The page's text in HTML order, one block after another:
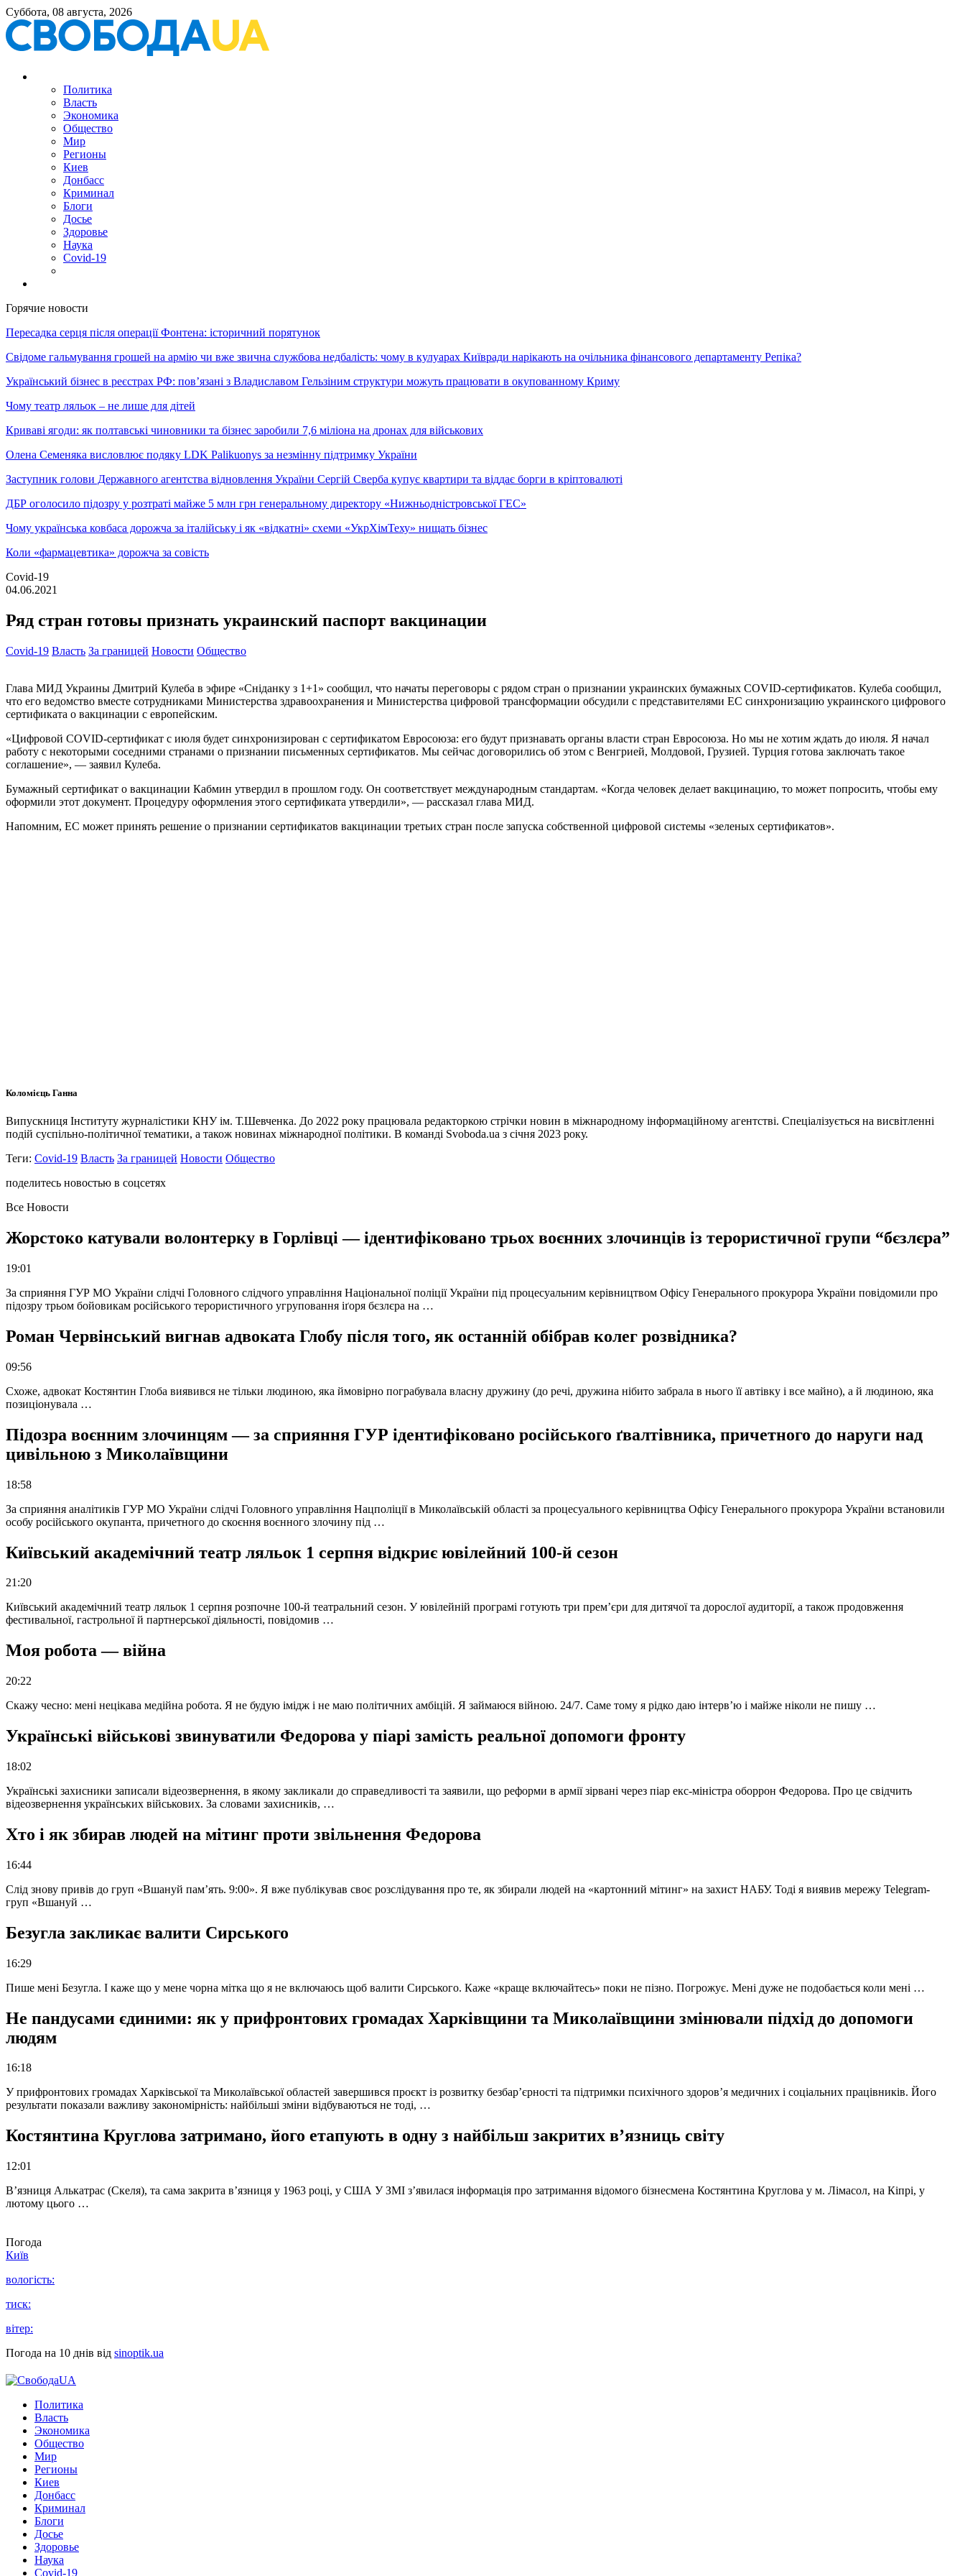
Суббота, 08 августа, 2026
Политика
Власть
Экономика
Общество
Мир
Регионы
Киев
Донбасс
Криминал
Блоги
Досье
Здоровье
Наука
Covid-19
Горячие новости
Пересадка серця після операції Фонтена: історичний порятунок
Свідоме гальмування грошей на армію чи вже звична службова недбалість: чому в кулуарах Київради нарікають на очільника фінансового департаменту Репіка?
Український бізнес в реєстрах РФ: пов’язані з Владиславом Гельзіним структури можуть працювати в окупованному Криму
Чому театр ляльок – не лише для дітей
Криваві ягоди: як полтавські чиновники та бізнес заробили 7,6 міліона на дронах для військових
Олена Семеняка висловлює подяку LDK Palikuonys за незмінну підтримку України
Заступник голови Державного агентства відновлення України Сергій Сверба купує квартири та віддає борги в кріптовалюті
ДБР оголосило підозру у розтраті майже 5 млн грн генеральному директору «Нижньодністровської ГЕС»
Чому українська ковбаса дорожча за італійську і як «відкатні» схеми «УкрХімТеху» нищать бізнес
Коли «фармацевтика» дорожча за совість
Covid-19
04.06.2021
Ряд стран готовы признать украинский паспорт вакцинации
Covid-19 Власть За границей Новости Общество
Глава МИД Украины Дмитрий Кулеба в эфире «Сніданку з 1+1» сообщил, что начаты переговоры с рядом стран о признании украинских бумажных COVID-сертификатов. Кулеба сообщил,
что его ведомство вместе сотрудниками Министерства здравоохранения и Министерства цифровой трансформации обсудили с представителями ЕС синхронизацию украинского цифрового
сертификата о вакцинации с европейским.
«Цифровой COVID-сертификат с июля будет синхронизирован с сертификатом Евросоюза: его будут признавать органы власти стран Евросоюза. Но мы не хотим ждать до июля. Я начал
работу с некоторыми соседними странами о признании письменных сертификатов. Мы сейчас договорились об этом с Венгрией, Молдовой, Грузией. Турция готова заключать такое
соглашение», — заявил Кулеба.
Бумажный сертификат о вакцинации Кабмин утвердил в прошлом году. Он соответствует международным стандартам. «Когда человек делает вакцинацию, то может попросить, чтобы ему
оформили этот документ. Процедуру оформления этого сертификата утвердили», — рассказал глава МИД.
Напомним, ЕС может принять решение о признании сертификатов вакцинации третьих стран после запуска собственной цифровой системы «зеленых сертификатов».
Коломієць Ганна
Випускниця Інституту журналістики КНУ ім. Т.Шевченка. До 2022 року працювала редакторкою стрічки новин в міжнародному інформаційному агентстві. Спеціалізується на висвітленні
подій суспільно-політичної тематики, а також новинах міжнародної політики. В команді Svoboda.ua з січня 2023 року.
Теги: Covid-19 Власть За границей Новости Общество
поделитесь новостью в соцсетях
Все Новости
Жорстоко катували волонтерку в Горлівці — ідентифіковано трьох воєнних злочинців із терористичної групи “бєзлєра”
19:01
За сприяння ГУР МО України слідчі Головного слідчого управління Національної поліції України під процесуальним керівництвом Офісу Генерального прокурора України повідомили про
підозру трьом бойовикам російського терористичного угруповання іґоря бєзлєра на …
Роман Червінський вигнав адвоката Глобу після того, як останній обібрав колег розвідника?
09:56
Схоже, адвокат Костянтин Глоба виявився не тільки людиною, яка ймовірно пограбувала власну дружину (до речі, дружина нібито забрала в нього її автівку і все майно), а й людиною, яка
позиціонувала …
Підозра воєнним злочинцям — за сприяння ГУР ідентифіковано російського ґвалтівника, причетного до наруги над
цивільною з Миколаївщини
18:58
За сприяння аналітиків ГУР МО України слідчі Головного управління Нацполіції в Миколаївській області за процесуального керівництва Офісу Генерального прокурора України встановили
особу російського окупанта, причетного до скоєння воєнного злочину під …
Київський академічний театр ляльок 1 серпня відкриє ювілейний 100-й сезон
21:20
Київський академічний театр ляльок 1 серпня розпочне 100-й театральний сезон. У ювілейній програмі готують три прем’єри для дитячої та дорослої аудиторії, а також продовження
фестивальної, гастрольної й партнерської діяльності, повідомив …
Моя робота — війна
20:22
Скажу чесно: мені нецікава медійна робота. Я не будую імідж і не маю політичних амбіцій. Я займаюся війною. 24/7. Саме тому я рідко даю інтерв’ю і майже ніколи не пишу …
Українські військові звинуватили Федорова у піарі замість реальної допомоги фронту
18:02
Українські захисники записали відеозвернення, в якому закликали до справедливості та заявили, що реформи в армії зірвані через піар екс-міністра оборрон Федорова. Про це свідчить
відеозвернення українських військових. За словами захисників, …
Хто і як збирав людей на мітинг проти звільнення Федорова
16:44
Слід знову привів до груп «Вшануй пам’ять. 9:00». Я вже публікував своє розслідування про те, як збирали людей на «картонний мітинг» на захист НАБУ. Тоді я виявив мережу Telegram-
груп «Вшануй …
Безугла закликає валити Сирського
16:29
Пише мені Безугла. І каже що у мене чорна мітка що я не включаюсь щоб валити Сирського. Каже «краще включайтесь» поки не пізно. Погрожує. Мені дуже не подобається коли мені …
Не пандусами єдиними: як у прифронтових громадах Харківщини та Миколаївщини змінювали підхід до допомоги
людям
16:18
У прифронтових громадах Харківської та Миколаївської областей завершився проєкт із розвитку безбар’єрності та підтримки психічного здоров’я медичних і соціальних працівників. Його
результати показали важливу закономірність: найбільші зміни відбуваються не тоді, …
Костянтина Круглова затримано, його етапують в одну з найбільш закритих в’язниць світу
12:01
В’язниця Алькатрас (Скеля), та сама закрита в’язниця у 1963 році, у США У ЗМІ з’явилася інформація про затримання відомого бізнесмена Костянтина Круглова у м. Лімасол, на Кіпрі, у
лютому цього …
Погода
Київ
вологість:
тиск:
вітер:
Погода на 10 днів від sinoptik.ua
Политика
Власть
Экономика
Общество
Мир
Регионы
Киев
Донбасс
Криминал
Блоги
Досье
Здоровье
Наука
Covid-19